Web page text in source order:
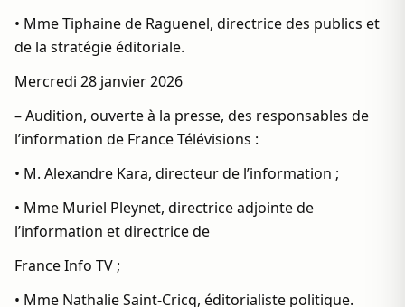
• Mme Tiphaine de Raguenel, directrice des publics et
de la stratégie éditoriale.
Mercredi 28 janvier 2026
– Audition, ouverte à la presse, des responsables de
l’information de France Télévisions :
• M. Alexandre Kara, directeur de l’information ;
• Mme Muriel Pleynet, directrice adjointe de
l’information et directrice de
France Info TV ;
• Mme Nathalie Saint-Cricq, éditorialiste politique.